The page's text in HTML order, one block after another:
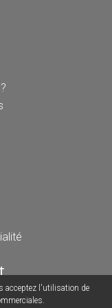
acceptez l'utilisation de